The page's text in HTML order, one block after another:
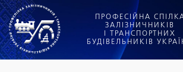
ПРОФЕСІЙНА
ЗАЛІЗНИЧНИКІВ
І ТРАНСПОРТНИХ
БУДІВЕЛЬНИКІВ